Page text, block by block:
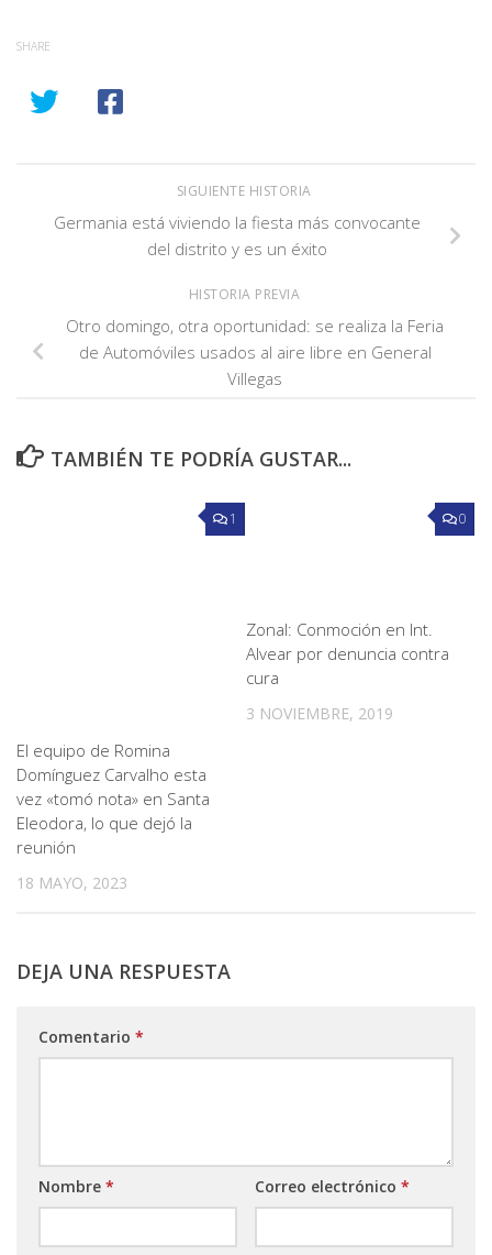
SHARE
SIGUIENTE HISTORIA
Germania está viviendo la fiesta más convocante
del distrito y es un éxito
HISTORIA PREVIA
Otro domingo, otra oportunidad: se realiza la Feria
de Automóviles usados al aire libre en General
Villegas
TAMBIÉN TE PODRÍA GUSTAR...
1
El equipo de Romina
Domínguez Carvalho esta
vez «tomó nota» en Santa
Eleodora, lo que dejó la
reunión
18 MAYO, 2023
0
Zonal: Conmoción en Int.
Alvear por denuncia contra
cura
3 NOVIEMBRE, 2019
DEJA UNA RESPUESTA
Comentario *
Nombre * Correo electrónico *